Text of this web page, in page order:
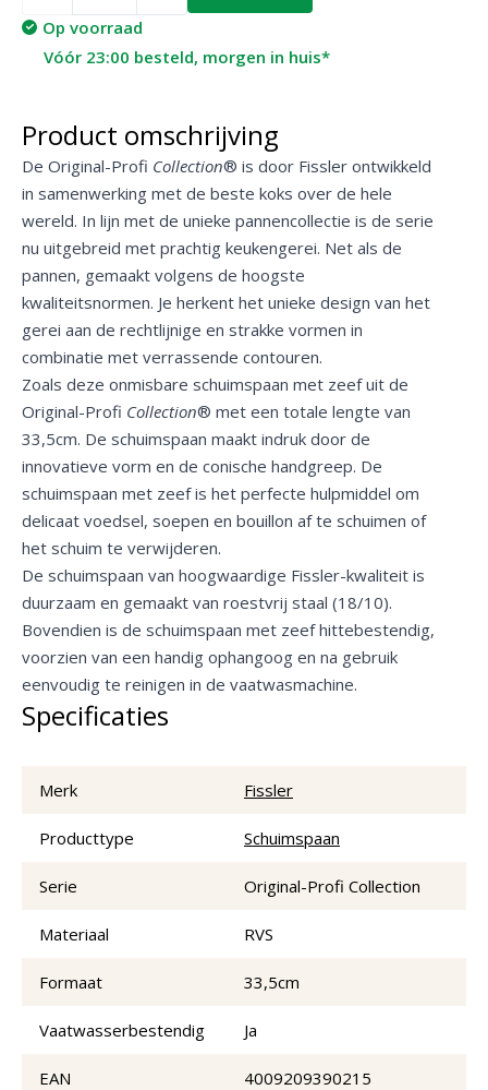
Op voorraad
Vóór 23:00 besteld, morgen in huis*
Product omschrijving
De Original-Profi Collection® is door Fissler ontwikkeld
in samenwerking met de beste koks over de hele
wereld. In lijn met de unieke pannencollectie is de serie
nu uitgebreid met prachtig keukengerei. Net als de
pannen, gemaakt volgens de hoogste
kwaliteitsnormen. Je herkent het unieke design van het
gerei aan de rechtlijnige en strakke vormen in
combinatie met verrassende contouren.
Zoals deze onmisbare schuimspaan met zeef uit de
Original-Profi Collection® met een totale lengte van
33,5cm. De schuimspaan maakt indruk door de
innovatieve vorm en de conische handgreep. De
schuimspaan met zeef is het perfecte hulpmiddel om
delicaat voedsel, soepen en bouillon af te schuimen of
het schuim te verwijderen.
De schuimspaan van hoogwaardige Fissler-kwaliteit is
duurzaam en gemaakt van roestvrij staal (18/10).
Bovendien is de schuimspaan met zeef hittebestendig,
voorzien van een handig ophangoog en na gebruik
eenvoudig te reinigen in de vaatwasmachine.
Specificaties
Merk Fissler
Producttype Schuimspaan
Serie Original-Profi Collection
Materiaal RVS
Formaat 33,5cm
Vaatwasserbestendig Ja
EAN 4009209390215